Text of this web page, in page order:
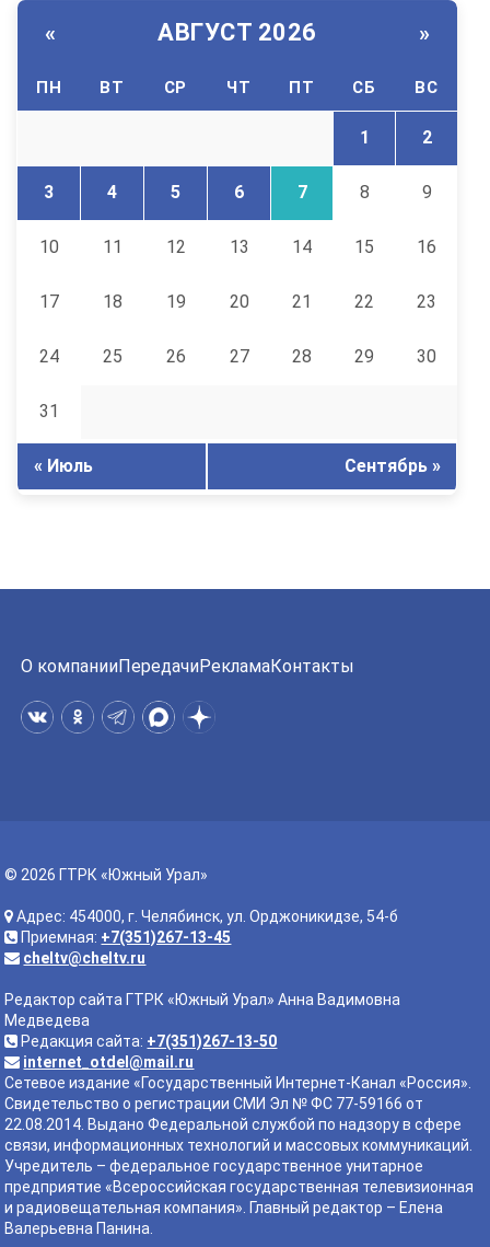
« АВГУСТ 2026 »
ПН ВТ СР ЧТ ПТ СБ ВС
1 2
3 4 5 6 7 8 9
10 11 12 13 14 15 16
17 18 19 20 21 22 23
24 25 26 27 28 29 30
31
« Июль Сентябрь »
О компанииПередачиРекламаКонтакты
© 2026 ГТРК «Южный Урал»
Адрес: 454000, г. Челябинск, ул. Орджоникидзе, 54-б
Приемная: +7(351)267-13-45
cheltv@cheltv.ru
Редактор сайта ГТРК «Южный Урал» Анна Вадимовна
Медведева
Редакция сайта: +7(351)267-13-50
internet_otdel@mail.ru
Сетевое издание «Государственный Интернет-Канал «Россия».
Свидетельство о регистрации СМИ Эл № ФС 77-59166 от
22.08.2014. Выдано Федеральной службой по надзору в сфере
связи, информационных технологий и массовых коммуникаций.
Учредитель – федеральное государственное унитарное
предприятие «Всероссийская государственная телевизионная
и радиовещательная компания». Главный редактор – Елена
Валерьевна Панина.